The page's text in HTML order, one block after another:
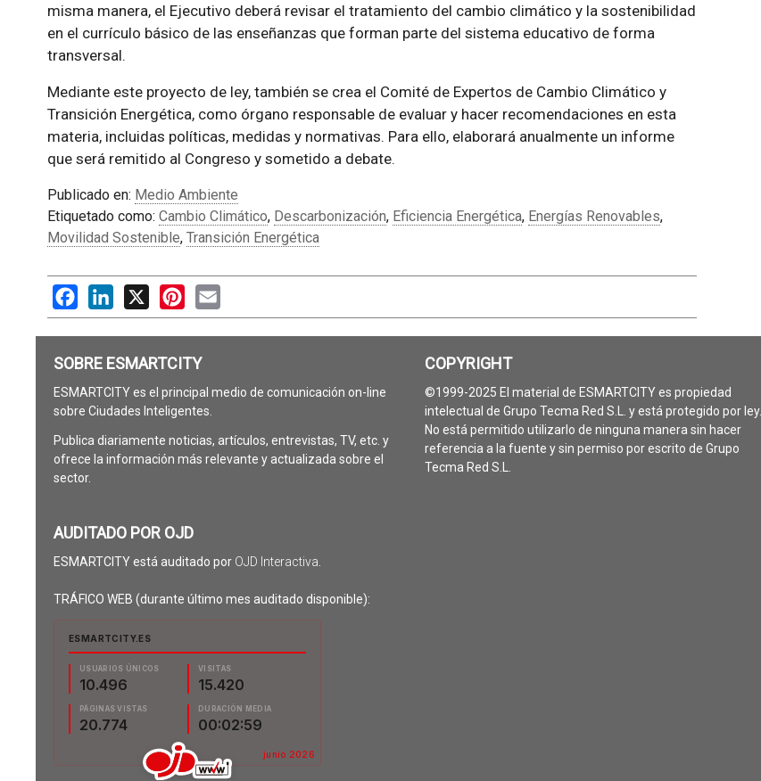
misma manera, el Ejecutivo deberá revisar el tratamiento del cambio climático y la sostenibilidad
en el currículo básico de las enseñanzas que forman parte del sistema educativo de forma
transversal.
Mediante este proyecto de ley, también se crea el Comité de Expertos de Cambio Climático y
Transición Energética, como órgano responsable de evaluar y hacer recomendaciones en esta
materia, incluidas políticas, medidas y normativas. Para ello, elaborará anualmente un informe
que será remitido al Congreso y sometido a debate.
Publicado en: Medio Ambiente
Etiquetado como: Cambio Climático, Descarbonización, Eficiencia Energética, Energías Renovables,
Movilidad Sostenible, Transición Energética
FacebookLinkedIn
X PinterestEmail
SOBRE ESMARTCITY
ESMARTCITY es el principal medio de comunicación on-line
sobre Ciudades Inteligentes.
Publica diariamente noticias, artículos, entrevistas, TV, etc. y
ofrece la información más relevante y actualizada sobre el
sector.
AUDITADO POR OJD
ESMARTCITY está auditado por OJD Interactiva
TRÁFICO WEB (durante último mes auditado disponible):
COPYRIGHT
©1999-2025 El material de ESMARTCITY es propiedad
intelectual de Grupo Tecma Red S.L. y está protegido por ley.
No está permitido utilizarlo de ninguna manera sin hacer
referencia a la fuente y sin permiso por escrito de Grupo
Tecma Red S.L.